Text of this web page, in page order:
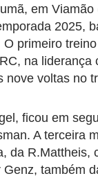
em Viamão
2025,
primeiro
na liderança
nove voltas no
ficou em
A terceira
da R.Mattheis,
Genz, também